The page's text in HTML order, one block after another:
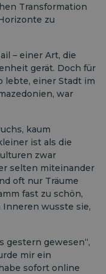
Transformation
zu
– einer Art, die
gerät. Doch für
lebte, einer Stadt im
war
kaum
ist als die
zwar
selten miteinander
oft nur Träume
fast zu schön,
wusste sie,
gestern gewesen“,
mir ein
sofort online